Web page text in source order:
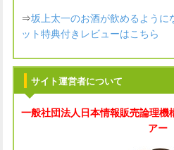
⇒坂上太一のお酒が飲めるよう
ット特典付きレビューはこちら
サイト運営者について
一般社団法人 日本情報販売論理機
アー